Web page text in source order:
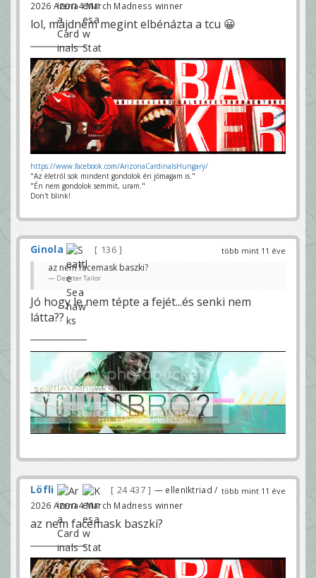
2026 Arena4 March Madness winner
lol, majdnem megint elbénázta a tcu 😀
https://www.facebook.com/ArizonaCardinalsHungary/
"Az életről sok mindent gondolok én jómagam is."
"Én nem gondolok semmit, uram."
Don't blink!
több mint 11 éve
Ginola
136
az nem facemask baszki?
Dexxter Tailor
Jó hogy le nem tépte a fejét...és senki nem
látta??
több mint 11 éve
Löfli 24 437
— ellenIktriad /
2026 Arena4 March Madness winner
az nem facemask baszki?